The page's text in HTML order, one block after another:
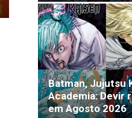
Batman, Jujutsu
Academia: Devir
em Agosto 2026